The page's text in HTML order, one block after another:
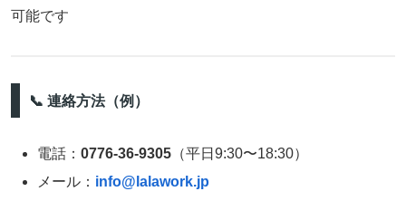
可能です
📞 連絡方法（例）
電話：0776‑36‑9305 （平日9:30〜18:30）
メール： info@lalawork.jp